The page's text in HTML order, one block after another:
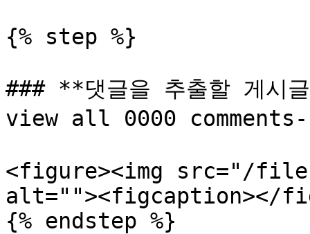
{% step %}
### **댓글을 추출할 게시
view all 0000
<figure><img src="/files/
alt=""><figcaption></
{% endstep %}